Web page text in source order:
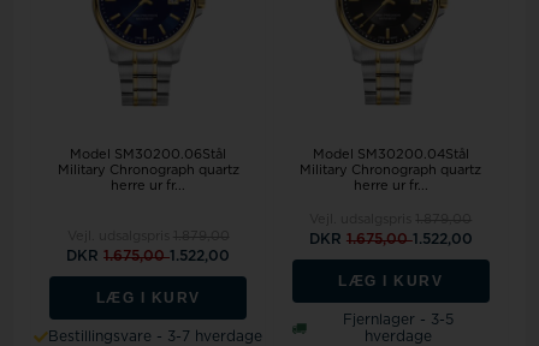
Model SM30200.06Stål
Military Chronograph quartz
herre ur fr...
DKR1.675,001.522,00
LÆG I KURV
Bestillingsvare - 3-7 hverdage
Model SM30200.04Stål
Military Chronograph quartz
herre ur fr...
DKR 1.675,001.522,00
LÆG I KURV
Fjernlager - 3-5
hverdage